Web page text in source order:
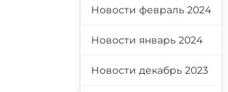
Новости февраль 2024
Новости январь 2024
Новости декабрь 2023